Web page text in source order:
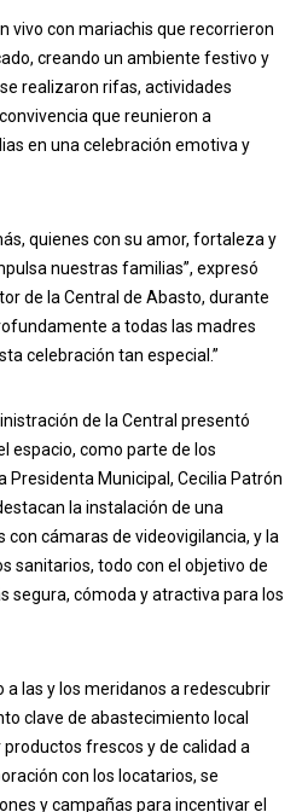
vivo con mariachis que recorrieron
creando un ambiente festivo y
realizaron rifas, actividades
que reunieron a
en una celebración emotiva y
quienes con su amor, fortaleza y
nuestras familias”, expresó
de la Central de Abasto, durante
a todas las madres
celebración tan especial.”
de la Central presentó
espacio, como parte de los
Municipal, Cecilia Patrón
la instalación de una
cámaras de videovigilancia, y la
sanitarios, todo con el objetivo de
segura, cómoda y atractiva para los
las y los meridanos a redescubrir
clave de abastecimiento local
frescos y de calidad a
con los locatarios, se
y campañas para incentivar el